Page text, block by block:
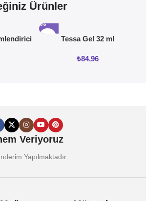
Ürünler
Tessa Gel 32 ml
₺84,96
Veriyoruz
Yapılmaktadır